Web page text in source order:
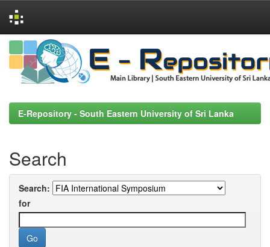
Skip
navigation
E-Repository - South Eastern University of Sri Lanka
Search
Search:
for